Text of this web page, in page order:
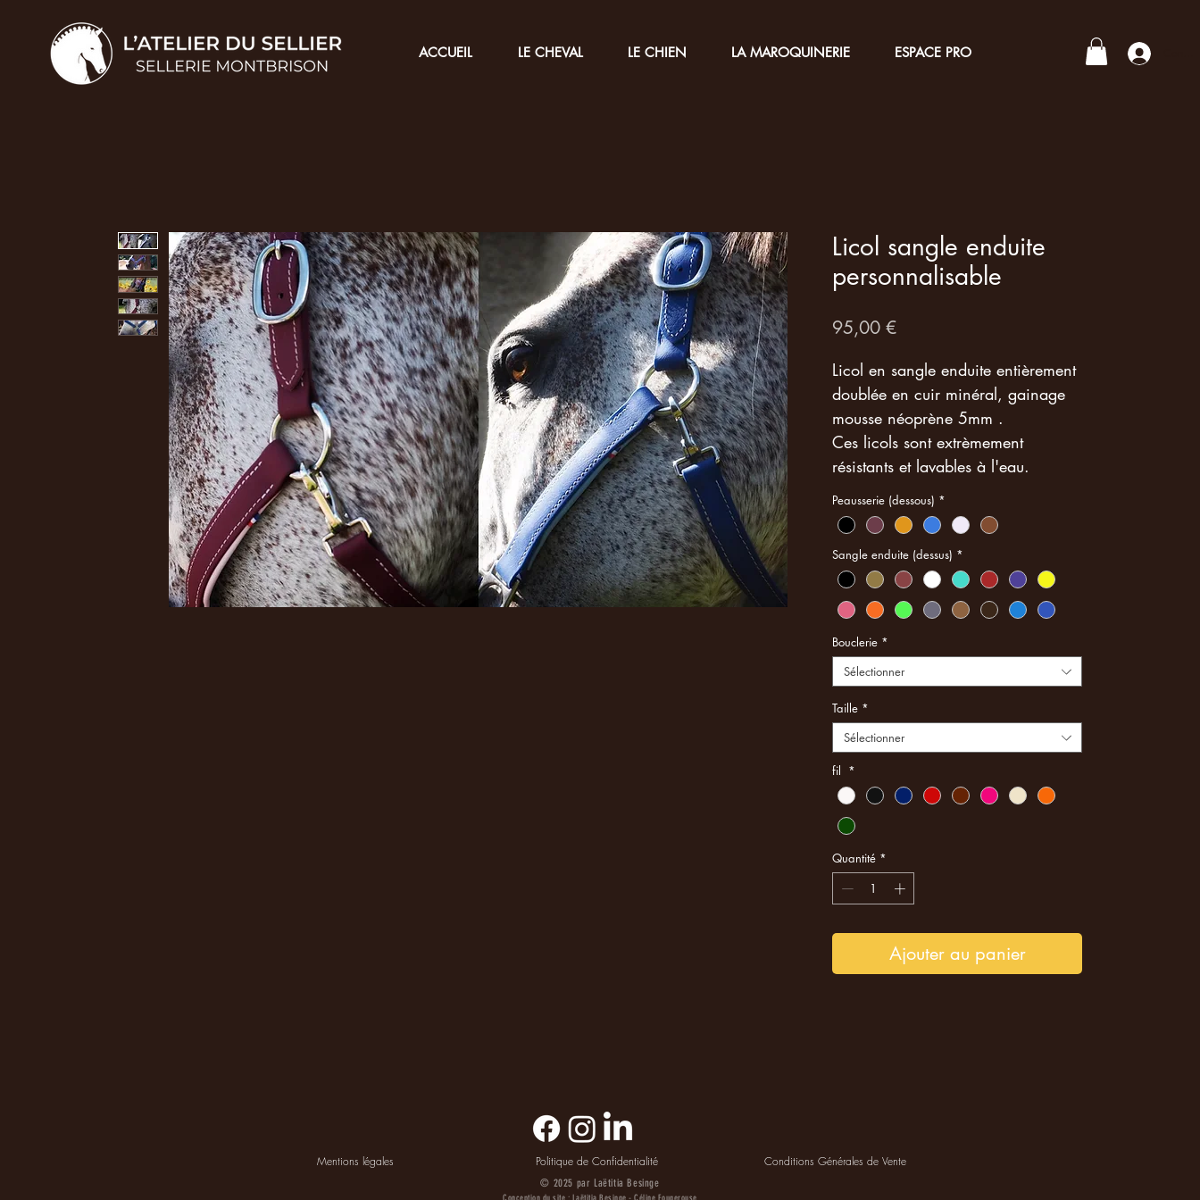
ACCUEIL LE CHEVAL LE CHIEN LA MAROQUINERIE ESPACE PRO
Licol sangle enduite
personnalisable
95,00 €Prix
Licol en sangle enduite entièrement
doublée en cuir minéral, gainage
mousse néoprène 5mm .
Ces licols sont extrèmement
résistants et lavables à l'eau.
Licols disponibles en Full, Cob et
Poney .
Peausserie (dessous) *
Sangle enduite (dessus) *
Bouclerie *
Sélectionner
Taille *
Sélectionner
fil *
Quantité *
Ajouter au panier
Mentions légales Politique de Confidentialité Conditions Générales de Vente
© 2025 par Laëtitia Besinge